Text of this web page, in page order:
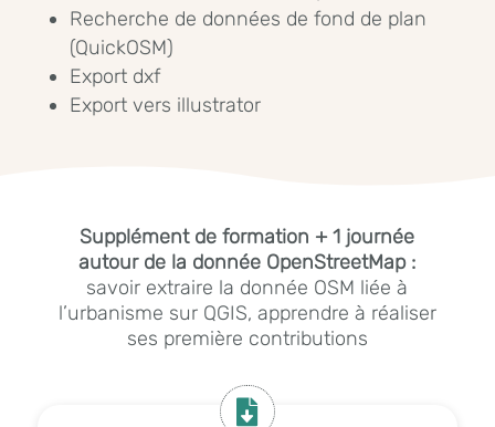
Recherche de données de fond de plan
(QuickOSM)
Export dxf
Export vers illustrator
Supplément de formation + 1 journée
autour de la donnée OpenStreetMap :
savoir extraire la donnée OSM liée à
l’urbanisme sur QGIS, apprendre à réaliser
ses première contributions
